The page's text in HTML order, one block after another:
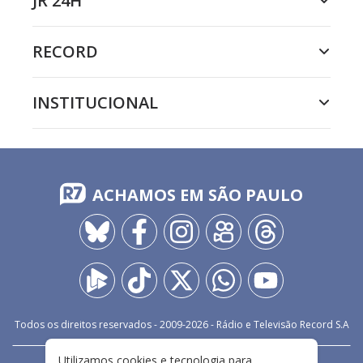
RECORD
INSTITUCIONAL
ACHAMOS EM SÃO PAULO
Todos os direitos reservados - 2009-2026- Rádio e Televisão Record S.A